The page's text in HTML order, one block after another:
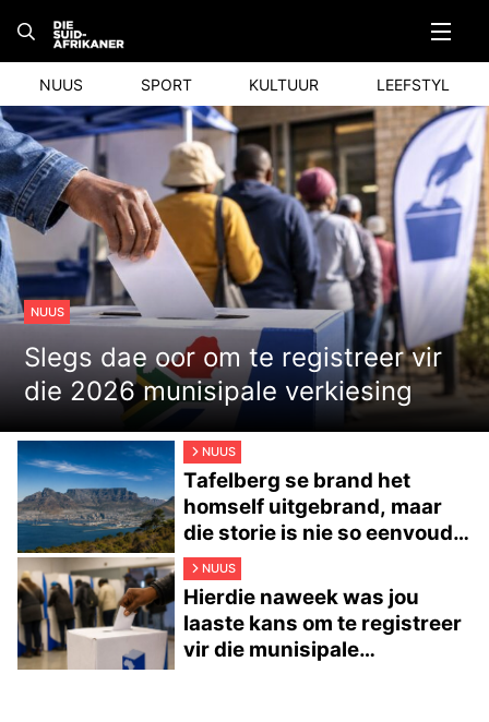
content
NUUS SPORT KULTUUR LEEFSTYL
NUUS
Slegs dae oor om te registreer vir
die 2026 munisipale verkiesing
NUUS
Tafelberg se brand het
homself uitgebrand, maar
die storie is nie so eenvoudig
nieNUUS
Hierdie naweek was jou
laaste kans om te registreer
vir die munisipale